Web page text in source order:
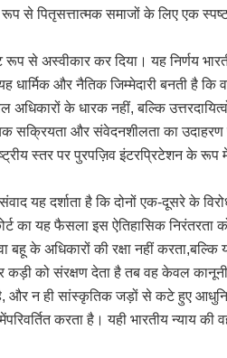
से पितृसत्तात्मक समाजों के लिए एक
रूप से अस्वीकार कर दिया। यह निर्णय
धार्मिक और नैतिक जिम्मेदारी बनती है
के धारक नहीं, बल्कि
सक्रियता और संवेदनशीलता का
स्तर पर पुरपज़िव इंटरप्रिटेशन के
यह दर्शाता है कि दोनों एक-दूसरे के
का यह फैसला इस ऐतिहासिक निरंतरता
के अधिकारों की रक्षा नहीं करता,बल्कि
को संरक्षण देता है तब वह केवल
और न ही सांस्कृतिक जड़ों से कटे हुए
करता है। यही भारतीय न्याय